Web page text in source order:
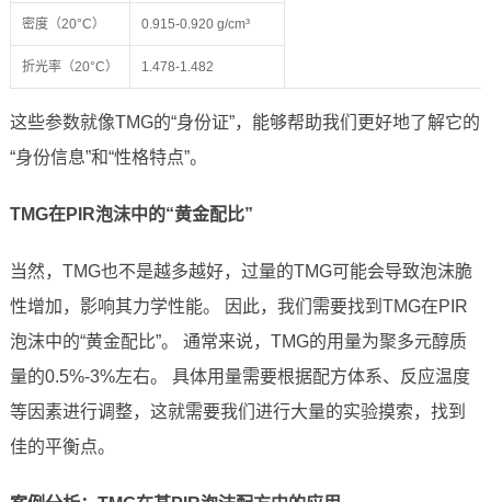
密度（20°C） 0.915-0.920 g/cm³
折光率（20°C） 1.478-1.482
这些参数就像TMG的“身份证”，能够帮助我们更好地了解它的
“身份信息”和“性格特点”。
TMG在PIR泡沫中的“黄金配比”
当然，TMG也不是越多越好，过量的TMG可能会导致泡沫脆
性增加，影响其力学性能。 因此，我们需要找到TMG在PIR
泡沫中的“黄金配比”。 通常来说，TMG的用量为聚多元醇质
量的0.5%-3%左右。 具体用量需要根据配方体系、反应温度
等因素进行调整，这就需要我们进行大量的实验摸索，找到
佳的平衡点。